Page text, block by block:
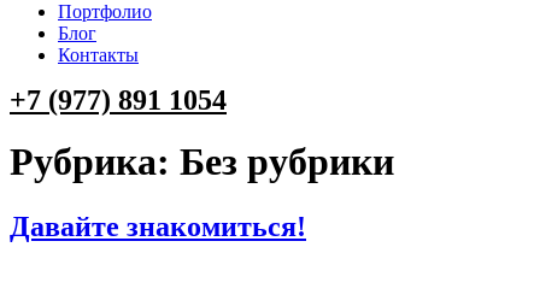
Портфолио
Блог
Контакты
+7 (977) 891 1054
Рубрика: Без рубрики
Давайте знакомиться!